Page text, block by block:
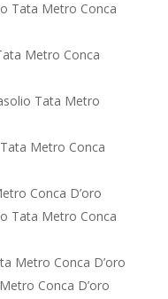
Tata Metro Conca
Metro Conca
Tata Metro
Metro Conca
Conca D’oro
Tata Metro Conca
Metro Conca D’oro
Conca D’oro